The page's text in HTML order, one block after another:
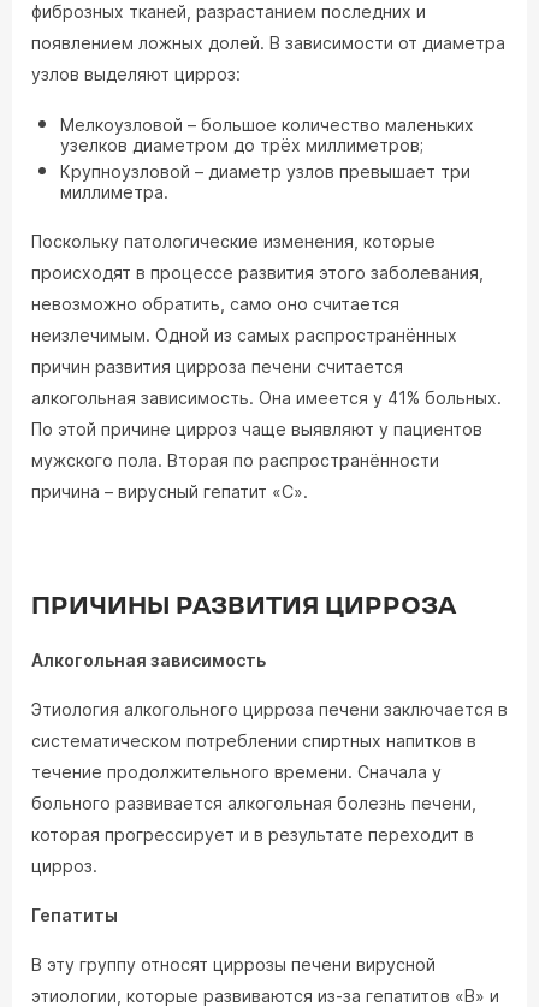
фиброзных тканей, разрастанием последних и
появлением ложных долей. В зависимости от диаметра
узлов выделяют цирроз:
Мелкоузловой – большое количество маленьких
узелков диаметром до трёх миллиметров;
Крупноузловой – диаметр узлов превышает три
миллиметра.
Поскольку патологические изменения, которые
происходят в процессе развития этого заболевания,
невозможно обратить, само оно считается
неизлечимым. Одной из самых распространённых
причин развития цирроза печени считается
алкогольная зависимость. Она имеется у 41% больных.
По этой причине цирроз чаще выявляют у пациентов
мужского пола. Вторая по распространённости
причина – вирусный гепатит «C».
ПРИЧИНЫ РАЗВИТИЯ ЦИРРОЗА
Алкогольная зависимость
Этиология алкогольного цирроза печени заключается в
систематическом потреблении спиртных напитков в
течение продолжительного времени. Сначала у
больного развивается алкогольная болезнь печени,
которая прогрессирует и в результате переходит в
цирроз.
Гепатиты
В эту группу относят циррозы печени вирусной
этиологии, которые развиваются из-за гепатитов «B» и